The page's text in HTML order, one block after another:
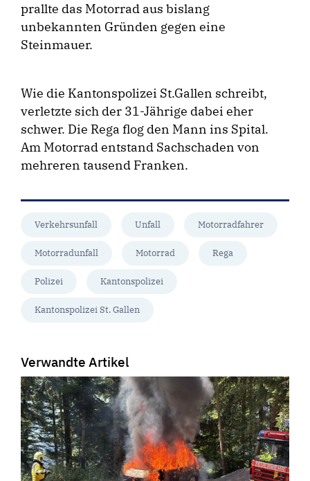
prallte das Motorrad aus bislang
unbekannten Gründen gegen eine
Steinmauer.
Wie die Kantonspolizei St.Gallen schreibt,
verletzte sich der 31-Jährige dabei eher
schwer. Die Rega flog den Mann ins Spital.
Am Motorrad entstand Sachschaden von
mehreren tausend Franken.
Verkehrsunfall Unfall Motorradfahrer
Motorradunfall Motorrad Rega
Polizei Kantonspolizei
Kantonspolizei St. Gallen
Verwandte Artikel